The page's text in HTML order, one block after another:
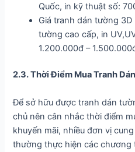
Quốc, in kỹ thuật số:
Giá tranh dán tường
tường cao cấp, in
1.200.000đ –
2.3. Thời Điểm Mua Tranh
Để sở hữu được tranh dán
chủ nên cân nhắc thời điểm
khuyến mãi, nhiều đơn vị
thường thực hiện các chương